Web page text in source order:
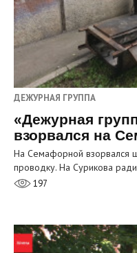
ДЕЖУРНАЯ ГРУППА
«Дежурная
взорвался на
На Семафорной взорвался
проводку. На Сурикова
197